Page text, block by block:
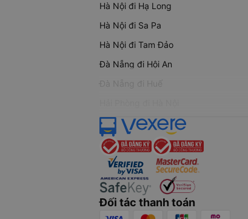
Hà Nội đi Hạ Long
Hà Nội đi Sa Pa
Hà Nội đi Tam Đảo
Đà Nẵng đi Hội An
Đà Nẵng đi Huế
Đối tác thanh toán